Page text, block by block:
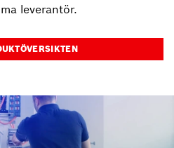
leverantör.